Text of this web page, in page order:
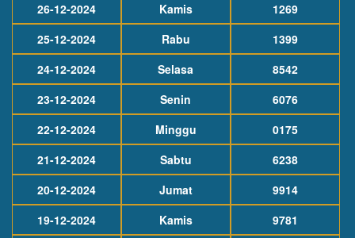
26-12-2024
Kamis
1269
25-12-2024
Rabu
1399
24-12-2024
Selasa
8542
23-12-2024
Senin
6076
22-12-2024
Minggu
0175
21-12-2024
Sabtu
6238
20-12-2024
Jumat
9914
19-12-2024
Kamis 9781